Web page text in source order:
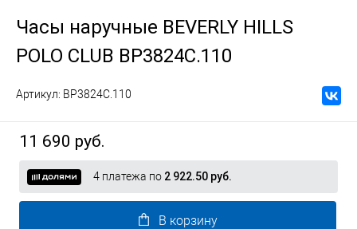
Часы наручные BEVERLY HILLS
POLO CLUB BP3824C.110
Артикул: BP3824C.110
11 690 руб.
4 платежа по 2 922.50 руб.
В корзину